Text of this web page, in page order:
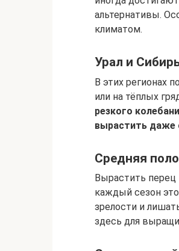
альтернативы.
климатом.
Урал и
В этих регионах
или на тёплых
резкого
вырастить даже
Средняя
Вырастить
каждый сезон
зрелости и
здесь для